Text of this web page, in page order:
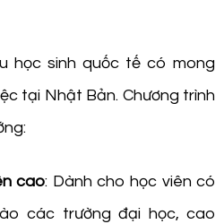
học sinh quốc tế có mong
tại Nhật Bản. Chương trình
cao: Dành cho học viên có
các trường đại học, cao